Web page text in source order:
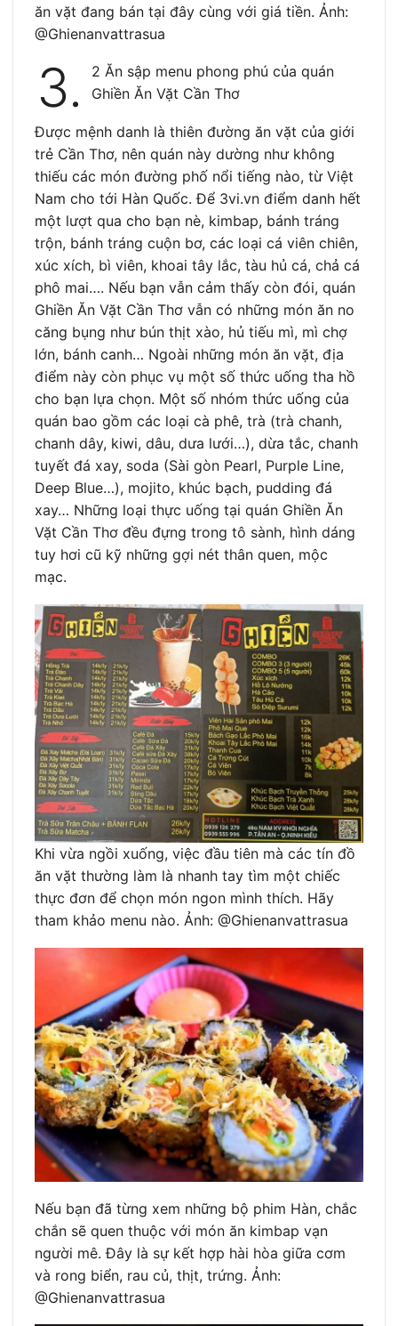
ăn vặt đang bán tại đây cùng với giá tiền. Ảnh:
@Ghienanvattrasua
3.
2 Ăn sập menu phong phú của quán
Ghiền Ăn Vặt Cần Thơ
Được mệnh danh là thiên đường ăn vặt của giới
trẻ Cần Thơ, nên quán này dường như không
thiếu các món đường phố nổi tiếng nào, từ Việt
Nam cho tới Hàn Quốc. Để 3vi.vn điểm danh hết
một lượt qua cho bạn nè, kimbap, bánh tráng
trộn, bánh tráng cuộn bơ, các loại cá viên chiên,
xúc xích, bì viên, khoai tây lắc, tàu hủ cá, chả cá
phô mai…. Nếu bạn vẫn cảm thấy còn đói, quán
Ghiền Ăn Vặt Cần Thơ vẫn có những món ăn no
căng bụng như bún thịt xào, hủ tiếu mì, mì chợ
lớn, bánh canh… Ngoài những món ăn vặt, địa
điểm này còn phục vụ một số thức uống tha hồ
cho bạn lựa chọn. Một số nhóm thức uống của
quán bao gồm các loại cà phê, trà (trà chanh,
chanh dây, kiwi, dâu, dưa lưới…), dừa tắc, chanh
tuyết đá xay, soda (Sài gòn Pearl, Purple Line,
Deep Blue…), mojito, khúc bạch, pudding đá
xay… Những loại thực uống tại quán Ghiền Ăn
Vặt Cần Thơ đều đựng trong tô sành, hình dáng
tuy hơi cũ kỹ những gợi nét thân quen, mộc
mạc.
Khi vừa ngồi xuống, việc đầu tiên mà các tín đồ
ăn vặt thường làm là nhanh tay tìm một chiếc
thực đơn để chọn món ngon mình thích. Hãy
tham khảo menu nào. Ảnh: @Ghienanvattrasua
Nếu bạn đã từng xem những bộ phim Hàn, chắc
chắn sẽ quen thuộc với món ăn kimbap vạn
người mê. Đây là sự kết hợp hài hòa giữa cơm
và rong biển, rau củ, thịt, trứng. Ảnh:
@Ghienanvattrasua